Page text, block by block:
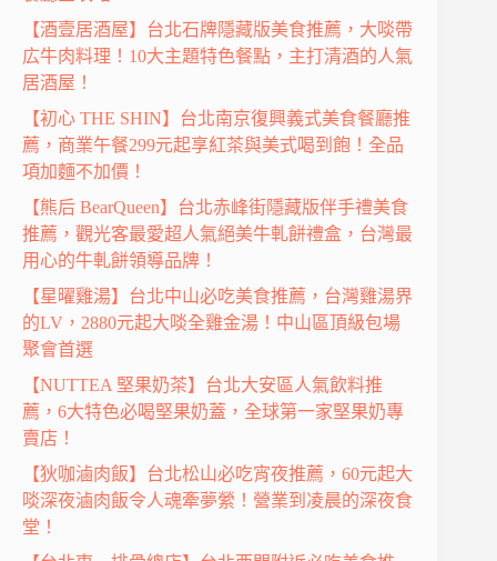
【酒壹居酒屋】台北石牌隱藏版美食推薦，大啖帶
広牛肉料理！10大主題特色餐點，主打清酒的人氣
居酒屋！
【初心 THE SHIN】台北南京復興義式美食餐廳推
薦，商業午餐299元起享紅茶與美式喝到飽！全品
項加麵不加價！
【熊后 BearQueen】台北赤峰街隱藏版伴手禮美食
推薦，觀光客最愛超人氣絕美牛軋餅禮盒，台灣最
用心的牛軋餅領導品牌！
【星曜雞湯】台北中山必吃美食推薦，台灣雞湯界
的LV，2880元起大啖全雞金湯！中山區頂級包場
聚會首選
【NUTTEA 堅果奶茶】台北大安區人氣飲料推
薦，6大特色必喝堅果奶蓋，全球第一家堅果奶專
賣店！
【狄咖滷肉飯】台北松山必吃宵夜推薦，60元起大
啖深夜滷肉飯令人魂牽夢縈！營業到凌晨的深夜食
堂！